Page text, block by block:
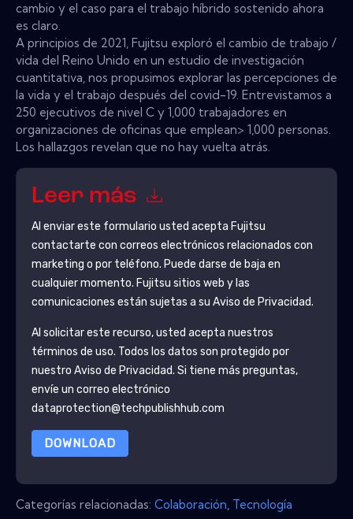
cambio y el caso para el trabajo híbrido sostenido ahora
es claro.
A principios de 2021, Fujitsu exploró el cambio de trabajo /
vida del Reino Unido en un estudio de investigación
cuantitativa, nos propusimos explorar las percepciones de
la vida y el trabajo después del covid-19. Entrevistamos a
250 ejecutivos de nivel C y 1,000 trabajadores en
organizaciones de oficinas que emplean> 1,000 personas.
Los hallazgos revelan que no hay vuelta atrás.
Leer más
Al enviar este formulario usted acepta Fujitsu
contactarte con correos electrónicos relacionados con
marketing o por teléfono. Puede darse de baja en
cualquier momento. Fujitsu sitios web y las
comunicaciones están sujetas a su Aviso de Privacidad.
Al solicitar este recurso, usted acepta nuestros
términos de uso. Todos los datos son protegido por
nuestro Aviso de Privacidad. Si tiene más preguntas,
envíe un correo electrónico
dataprotection@techpublishhub.com
DOWNLOAD
Categorías relacionadas: Colaboración Tecnología